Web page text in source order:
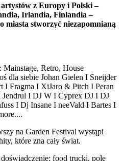
z Europy i Polski –
Irlandia, Finlandia –
miasta stworzyć niezapomnianą
Retro, House
dla siebie Johan Gielen I Sneijder
Fragma I XiJaro & Pitch I Peran
I DJ W I Cyprex DJ I DJ
I Dj Insane I neeVald I Bartes I
na Garden Festival wystąpi
które zna cały świat.
food trucki, pole